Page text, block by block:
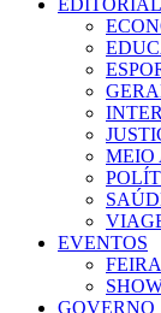
MEIO
EVENTOS
GOVERNO